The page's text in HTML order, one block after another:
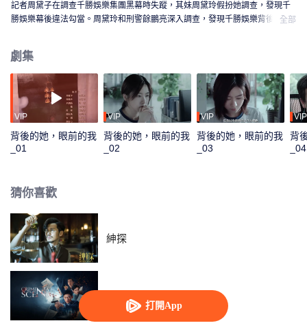
打開App
記者周黛子在調查千勝娛樂集團黑幕時失蹤，其妹周黛玲假扮她調查，發現千
勝娛樂幕後違法勾當。周黛玲和刑警餘鵬亮深入調查，發現千勝娛樂背後是K集
全部
劇集
VIP
背後的她，眼前的我
_01
VIP
背後的她，眼前的我
_02
VIP
背後的她，眼前的我
_03
VIP
背
_04
猜你喜歡
紳探